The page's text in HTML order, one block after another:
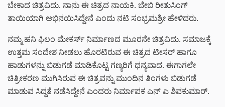
ಬೇಕಾದ ಚಿತ್ರವಿದು. ನಾನು ಈ ಚಿತ್ರದ ನಾಯಕಿ. ಬೇಬಿ ರೀತುಸಿಂಗ್
ತಾಯಿಯಾಗಿ ಅಭಿನಯಿಸಿದ್ದೇನೆ ಎಂದು ನಟಿ ಸಂಭ್ರಮಶ್ರೀ ಹೇಳಿದರು.
ನಮ್ಮ ಹನಿ ಫಿಲಂ ಮೇಕರ್ಸ್ ನಿರ್ಮಾಣದ ಮೂರನೇ ಚಿತ್ರವಿದು. ಸಮಾಜಕ್ಕೆ
ಉತ್ತಮ ಸಂದೇಶ ನೀಡಲು ಹೊರಟಿರುವ ಈ ಚಿತ್ರದ ಟೀಸರ್ ಹಾಗೂ
ಹಾಡುಗಳನ್ನು ಬಿಡುಗಡೆ ಮಾಡಿಕೊಟ್ಟ ಗಣ್ಯರಿಗೆ ಧನ್ಯವಾದ. ಈಗಾಗಲೇ
ಚಿತ್ರೀಕರಣ ಮುಗಿಸಿರುವ ಈ ಚಿತ್ರವನ್ನು ಮುಂದಿನ ತಿಂಗಳು ಬಿಡುಗಡೆ
ಮಾಡುವ ಸಿದ್ದತೆ ನಡೆಸಿದ್ದೇನೆ ಎಂದರು ನಿರ್ಮಾಪಕ ಎನ್ ಎ ಶಿವಕುಮಾರ್.